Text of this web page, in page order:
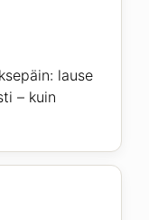
lause
– kuin